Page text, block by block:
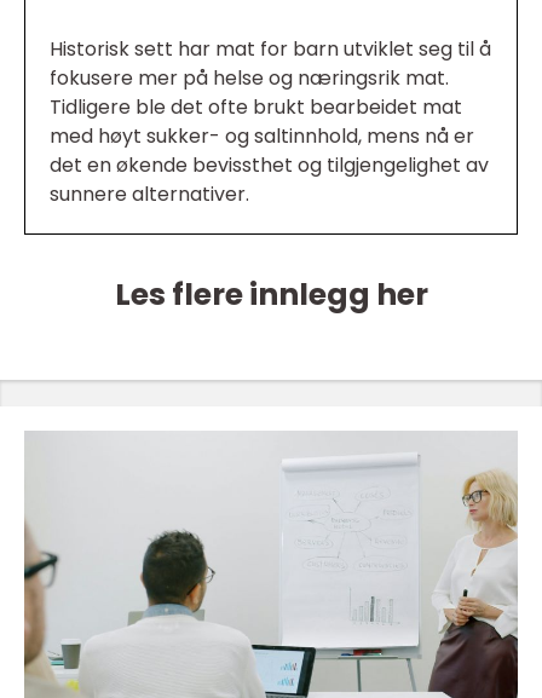
Historisk sett har mat for barn utviklet seg til å
fokusere mer på helse og næringsrik mat.
Tidligere ble det ofte brukt bearbeidet mat
med høyt sukker- og saltinnhold, mens nå er
det en økende bevissthet og tilgjengelighet av
sunnere alternativer.
Les flere innlegg her